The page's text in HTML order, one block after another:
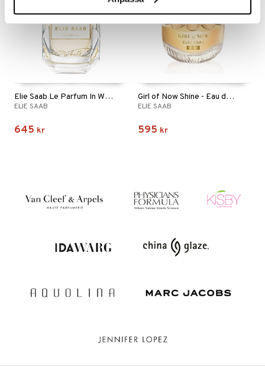
Elie Saab Le Parfum In White - Eau de parfum
ELIE SAAB
645 kr
Girl of Now Shine - Eau de parfum
ELIE SAAB
595 kr